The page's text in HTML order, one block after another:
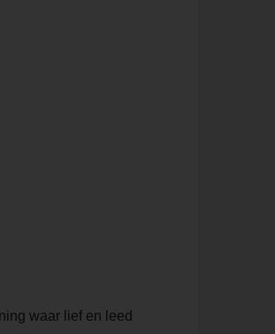
waar lief en leed